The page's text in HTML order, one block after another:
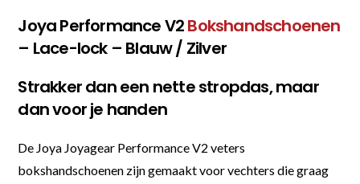
Joya Performance V2Bokshandschoenen
– Lace-lock – Blauw / Zilver
Strakker dan een nette stropdas, maar
dan voor je handen
De Joya Joyagear Performance V2 veters
bokshandschoenen zijn gemaakt voor vechters die graag